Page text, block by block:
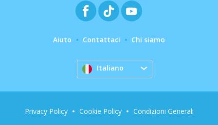
Aiuto Contattaci Chi siamo
Italiano
Privacy Policy Cookie Policy Condizioni Generali